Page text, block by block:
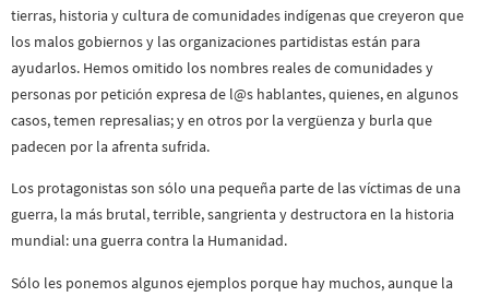
tierras, historia y cultura de comunidades indígenas que creyeron que
los malos gobiernos y las organizaciones partidistas están para
ayudarlos. Hemos omitido los nombres reales de comunidades y
personas por petición expresa de l@s hablantes, quienes, en algunos
casos, temen represalias; y en otros por la vergüenza y burla que
padecen por la afrenta sufrida.
Los protagonistas son sólo una pequeña parte de las víctimas de una
guerra, la más brutal, terrible, sangrienta y destructora en la historia
mundial: una guerra contra la Humanidad.
Sólo les ponemos algunos ejemplos porque hay muchos, aunque la